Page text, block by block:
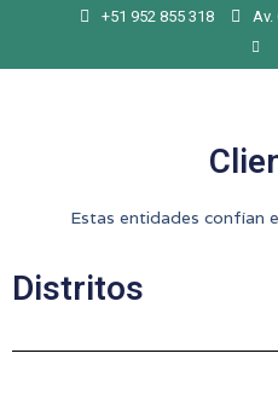
+51 952 855 318 Av.
Estas entidades confían
Distritos